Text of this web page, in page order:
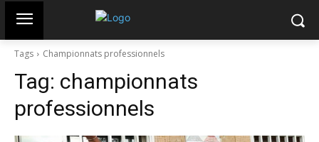
Tags Championnats professionnels
Tag: championnats
professionnels